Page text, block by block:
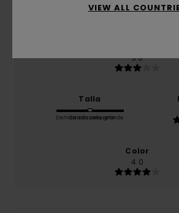
3.5
3.0
Talla
Demasiado pequeño
Demasiado grande
Color
4.0
VIEW ALL